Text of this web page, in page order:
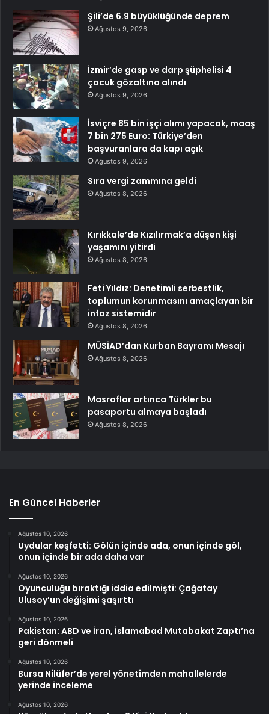
Şili’de 6.9 büyüklüğünde deprem
Ağustos 9, 2026
İzmir’de gasp ve darp şüphelisi 4
çocuk gözaltına alındı
Ağustos 9, 2026
İsviçre 85 bin işçi alımı yapacak, maaş
7 bin 275 Euro: Türkiye’den
başvuranlara da kapı açık
Ağustos 9, 2026
Sıra vergi zammına geldi
Ağustos 8, 2026
Kırıkkale’de Kızılırmak’a düşen kişi
yaşamını yitirdi
Ağustos 8, 2026
Feti Yıldız: Denetimli serbestlik,
toplumun korunmasını amaçlayan bir
infaz sistemidir
Ağustos 8, 2026
MÜSİAD’dan Kurban Bayramı Mesajı
Ağustos 8, 2026
Masraflar artınca Türkler bu
pasaportu almaya başladı
Ağustos 8, 2026
En Güncel Haberler
Ağustos 10, 2026
Uydular keşfetti: Gölün içinde ada, onun içinde göl,
onun içinde bir ada daha var
Ağustos 10, 2026
Oyunculuğu bıraktığı iddia edilmişti: Çağatay
Ulusoy’un değişimi şaşırttı
Ağustos 10, 2026
Pakistan: ABD ve İran, İslamabad Mutabakat Zaptı’na
geri dönmeli
Ağustos 10, 2026
Bursa Nilüfer’de yerel yönetimden mahallelerde
yerinde inceleme
Ağustos 10, 2026